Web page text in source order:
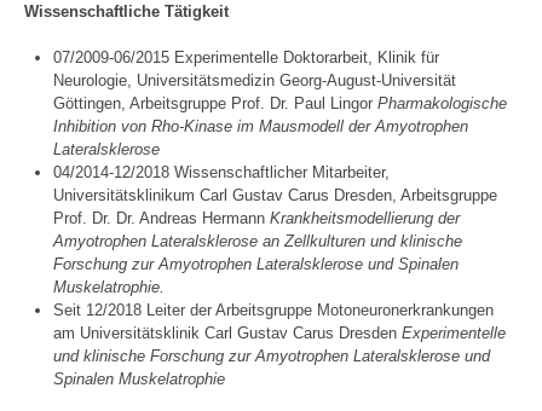
Wissenschaftliche Tätigkeit
07/2009-06/2015 Experimentelle Doktorarbeit, Klinik für
Neurologie, Universitätsmedizin Georg-August-Universität
Göttingen, Arbeitsgruppe Prof. Dr. Paul Lingor Pharmakologische
Inhibition von Rho-Kinase im Mausmodell der Amyotrophen
Lateralsklerose
04/2014-12/2018 Wissenschaftlicher Mitarbeiter,
Universitätsklinikum Carl Gustav Carus Dresden, Arbeitsgruppe
Prof. Dr. Dr. Andreas Hermann Krankheitsmodellierung der
Amyotrophen Lateralsklerose an Zellkulturen und klinische
Forschung zur Amyotrophen Lateralsklerose und Spinalen
Muskelatrophie.
Seit 12/2018 Leiter der Arbeitsgruppe Motoneuronerkrankungen
am Universitätsklinik Carl Gustav Carus Dresden Experimentelle
und klinische Forschung zur Amyotrophen Lateralsklerose und
Spinalen Muskelatrophie